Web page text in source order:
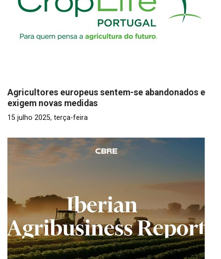
Agricultores europeus sentem-se abandonados e
exigem novas medidas
15 julho 2025, terça-feira